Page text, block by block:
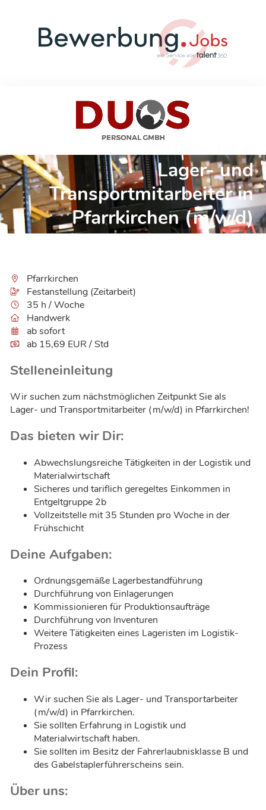
Lager- und
Transportmitarbeiter in
Pfarrkirchen (m/w/d)
Pfarrkirchen
Festanstellung (Zeitarbeit)
35 h / Woche
Handwerk
ab sofort
ab 15,69 EUR / Std
Stelleneinleitung
Wir suchen zum nächstmöglichen Zeitpunkt Sie als
Lager- und Transportmitarbeiter (m/w/d) in Pfarrkirchen!
Das bieten wir Dir:
Abwechslungsreiche Tätigkeiten in der Logistik und
Materialwirtschaft
Sicheres und tariflich geregeltes Einkommen in
Entgeltgruppe 2b
Vollzeitstelle mit 35 Stunden pro Woche in der
Frühschicht
Deine Aufgaben:
Ordnungsgemäße Lagerbestandführung
Durchführung von Einlagerungen
Kommissionieren für Produktionsaufträge
Durchführung von Inventuren
Weitere Tätigkeiten eines Lageristen im Logistik-
Prozess
Dein Profil:
Wir suchen Sie als Lager- und Transportarbeiter
(m/w/d) in Pfarrkirchen.
Sie sollten Erfahrung in Logistik und
Materialwirtschaft haben.
Sie sollten im Besitz der Fahrerlaubnisklasse B und
des Gabelstaplerführerscheins sein.
Über uns: